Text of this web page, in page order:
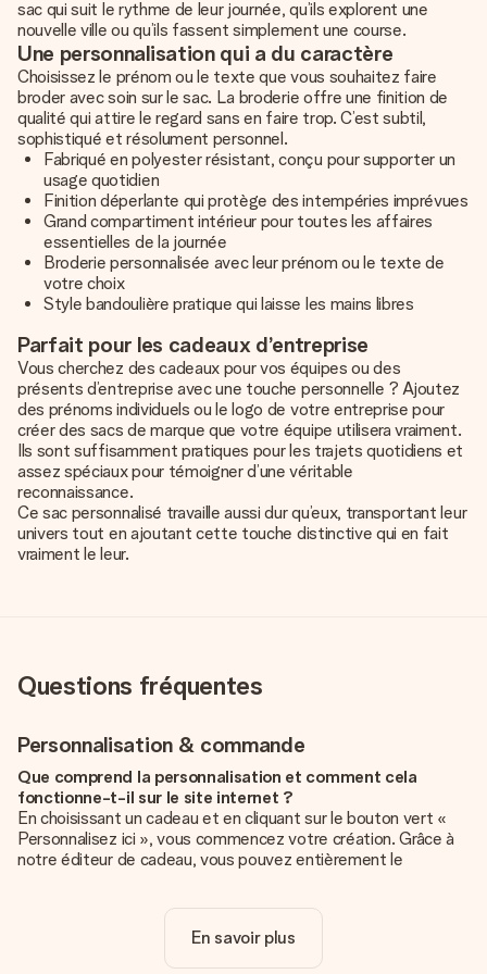
sac qui suit le rythme de leur journée, qu’ils explorent une
nouvelle ville ou qu’ils fassent simplement une course.
Une personnalisation qui a du caractère
Choisissez le prénom ou le texte que vous souhaitez faire
broder avec soin sur le sac. La broderie offre une finition de
qualité qui attire le regard sans en faire trop. C’est subtil,
sophistiqué et résolument personnel.
Fabriqué en polyester résistant, conçu pour supporter un
usage quotidien
Finition déperlante qui protège des intempéries imprévues
Grand compartiment intérieur pour toutes les affaires
essentielles de la journée
Broderie personnalisée avec leur prénom ou le texte de
votre choix
Style bandoulière pratique qui laisse les mains libres
Parfait pour les cadeaux d’entreprise
Vous cherchez des cadeaux pour vos équipes ou des
présents d’entreprise avec une touche personnelle ? Ajoutez
des prénoms individuels ou le logo de votre entreprise pour
créer des sacs de marque que votre équipe utilisera vraiment.
Ils sont suffisamment pratiques pour les trajets quotidiens et
assez spéciaux pour témoigner d’une véritable
reconnaissance.
Ce sac personnalisé travaille aussi dur qu’eux, transportant leur
univers tout en ajoutant cette touche distinctive qui en fait
vraiment le leur.
Questions fréquentes
Personnalisation & commande
Que comprend la personnalisation et comment cela
fonctionne-t-il sur le site internet ?
En choisissant un cadeau et en cliquant sur le bouton vert «
Personnalisez ici », vous commencez votre création. Grâce à
notre éditeur de cadeau, vous pouvez entièrement le
unique pour ajouter une touche finale à votre cadeau.
La personnalisation est-elle comprise dans le prix ?
En savoir plus